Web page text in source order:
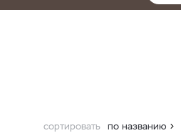
сортировать по названию